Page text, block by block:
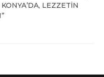
LEZZETİN